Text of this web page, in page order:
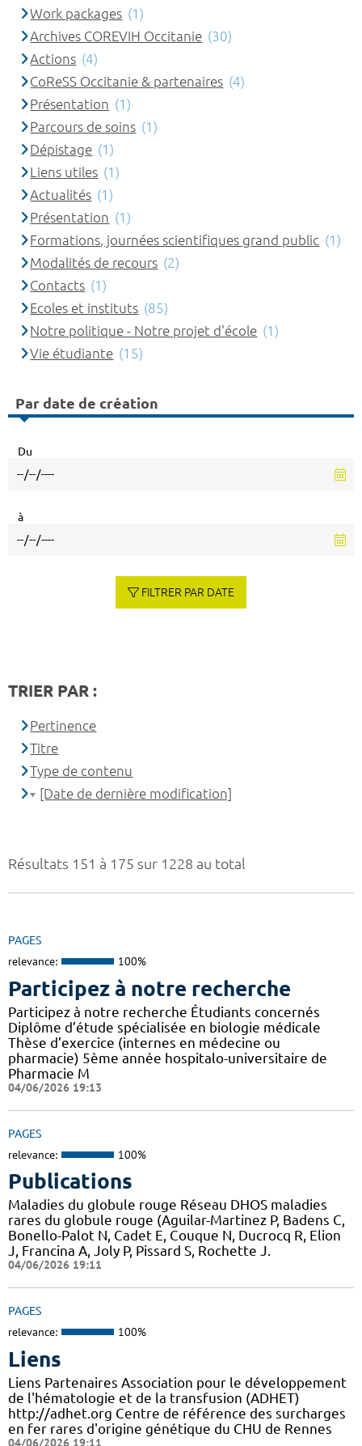
Résultats 151 à 175 sur 1228 au total
PAGES
relevance: 100%
Participez à notre recherche
Participez à notre recherche Étudiants concernés
Diplôme d’étude spécialisée en biologie médicale
Thèse d’exercice (internes en médecine ou
pharmacie) 5ème année hospitalo-universitaire de
Pharmacie M
04/06/2026 19:13
PAGES
relevance: 100%
Publications
Maladies du globule rouge Réseau DHOS maladies
rares du globule rouge (Aguilar-Martinez P, Badens C,
Bonello-Palot N, Cadet E, Couque N, Ducrocq R, Elion
J, Francina A, Joly P, Pissard S, Rochette J.
04/06/2026 19:11
PAGES
relevance: 100%
Liens
Liens Partenaires Association pour le développement
de l'hématologie et de la transfusion (ADHET)
http://adhet.org Centre de référence des surcharges
en fer rares d'origine génétique du CHU de Rennes
04/06/2026 19:11
Work packages (1)
Archives COREVIH Occitanie (30)
Actions (4)
CoReSS Occitanie & partenaires (4)
Présentation (1)
Parcours de soins (1)
Dépistage (1)
Liens utiles (1)
Actualités (1)
Présentation (1)
Formations, journées scientifiques grand public (1)
Modalités de recours (2)
Contacts (1)
Ecoles et instituts (85)
Notre politique - Notre projet d'école (1)
Vie étudiante (15)
Par date de création
Du
à
FILTRER PAR DATE
TRIER PAR :
Pertinence
Titre
Type de contenu
[Date de dernière modification]